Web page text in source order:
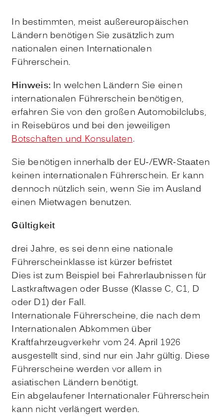
In bestimmten, meist außereuropäischen
Ländern benötigen Sie zusätzlich zum
nationalen einen Internationalen
Führerschein.
Hinweis: In welchen Ländern Sie einen
internationalen Führerschein benötigen,
erfahren Sie von den großen Automobilclubs,
in Reisebüros und bei den jeweiligen
Botschaften und Konsulaten.
Sie benötigen innerhalb der EU-/EWR-Staaten
keinen internationalen Führerschein. Er kann
dennoch nützlich sein, wenn Sie im Ausland
einen Mietwagen benutzen.
Gültigkeit
drei Jahre, es sei denn eine nationale
Führerscheinklasse ist kürzer befristet
Dies ist zum Beispiel bei Fahrerlaubnissen für
Lastkraftwagen oder Busse (Klasse C, C1, D
oder D1) der Fall.
Internationale Führerscheine, die nach dem
Internationalen Abkommen über
Kraftfahrzeugverkehr vom 24. April 1926
ausgestellt sind, sind nur ein Jahr gültig. Diese
Führerscheine werden vor allem in
asiatischen Ländern benötigt.
Ein abgelaufener Internationaler Führerschein
kann nicht verlängert werden.